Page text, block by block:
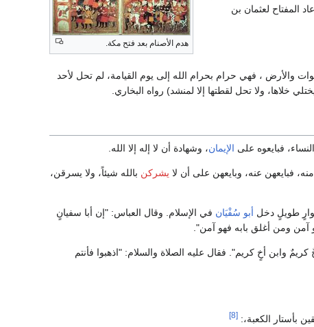
هدم الأصنام بعد فتح مكة.
المفتاح لعثمان بن
والأرض ، فهي حرام بحرام الله إلى يوم القيامة، لم تحل لأحد
خلاها، ولا تحل لقطتها إلا لمنشد) رواه البخاري.
فبايعوه على الإيمان، وشهادة أن لا إله إلا الله.
فبايعهن عنه، وبايعهن على أن لا يشركن بالله شيئاً، ولا يسرقن،
طويلٍ دخل أبو سُفْيَان في الإسلام. وقال العباس: "إن أبا سفيانٍ
ومن أغلق بابه فهو آمن".
وابن أخٍ كريم". فقال عليه الصلاة والسلام: "اذهبوا فأنتم
بأستار الكعبة،: [8]